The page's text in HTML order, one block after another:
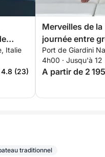
Italie
4.8 (23)
Merveilles de
journée entre
snorkeling à
Port de Giardini
4h00 · Jusqu'à 12
A partir de 2
traditionnel